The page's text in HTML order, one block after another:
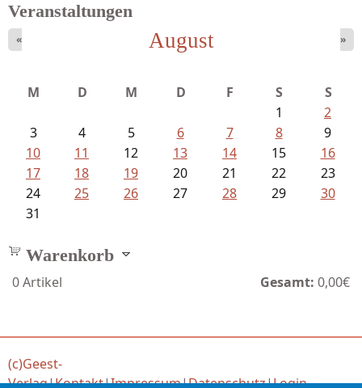
Schnabel, Sigune und Philipp L´...
Veranstaltungen
August
« »
M D M D F S
S
1
2
3
4 5 6 7 8
9
10
11 12 13 14 15
16
17
18 19 20 21 22
23
24
25 26 27 28 29
30
31
Warenkorb
0Artikel Gesamt: 0,00€
(c)Geest-
Verlag|Kontakt|Impressum|Datenschutz|Login